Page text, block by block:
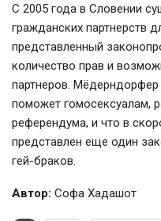
С 2005 года в Словении
гражданских партнерств
представленный
количество прав и
партнеров. Мёдерндорфер
поможет гомосексуалам,
референдума, и что в
представлен еще один
гей-браков.
Автор: Софа Хадашот